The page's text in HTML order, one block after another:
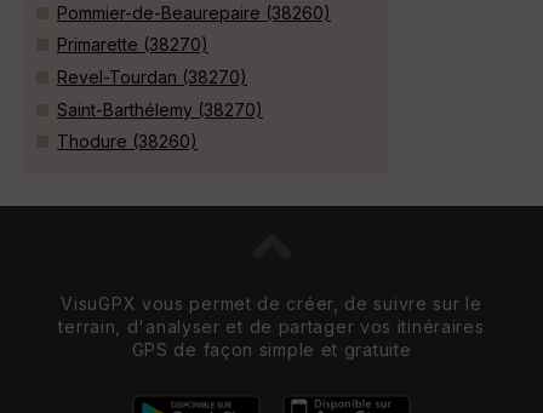
Pommier-de-Beaurepaire (38260)
Primarette (38270)
Revel-Tourdan (38270)
Saint-Barthélemy (38270)
Thodure (38260)
VisuGPX vous permet de créer, de suivre sur le
terrain, d'analyser et de partager vos itinéraires
GPS de façon simple et gratuite